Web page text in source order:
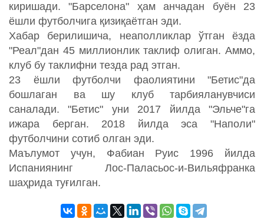
киришади. "Барселона" ҳам анчадан буён 23
ёшли футболчига қизиқаётган эди.
Хабар берилишича, неаполликлар ўтган ёзда
"Реал"дан 45 миллионлик таклиф олиган. Аммо,
клуб бу таклифни тезда рад этган.
23 ёшли футболчи фаолиятини "Бетис"да
бошлаган ва шу клуб тарбияланувчиси
саналади. "Бетис" уни 2017 йилда "Эльче"га
ижара берган. 2018 йилда эса "Наполи"
футболчини сотиб олган эди.
Маълумот учун, Фабиан Руис 1996 йилда
Испаниянинг Лос-Паласьос-и-Вильяфранка
шаҳрида туғилган.